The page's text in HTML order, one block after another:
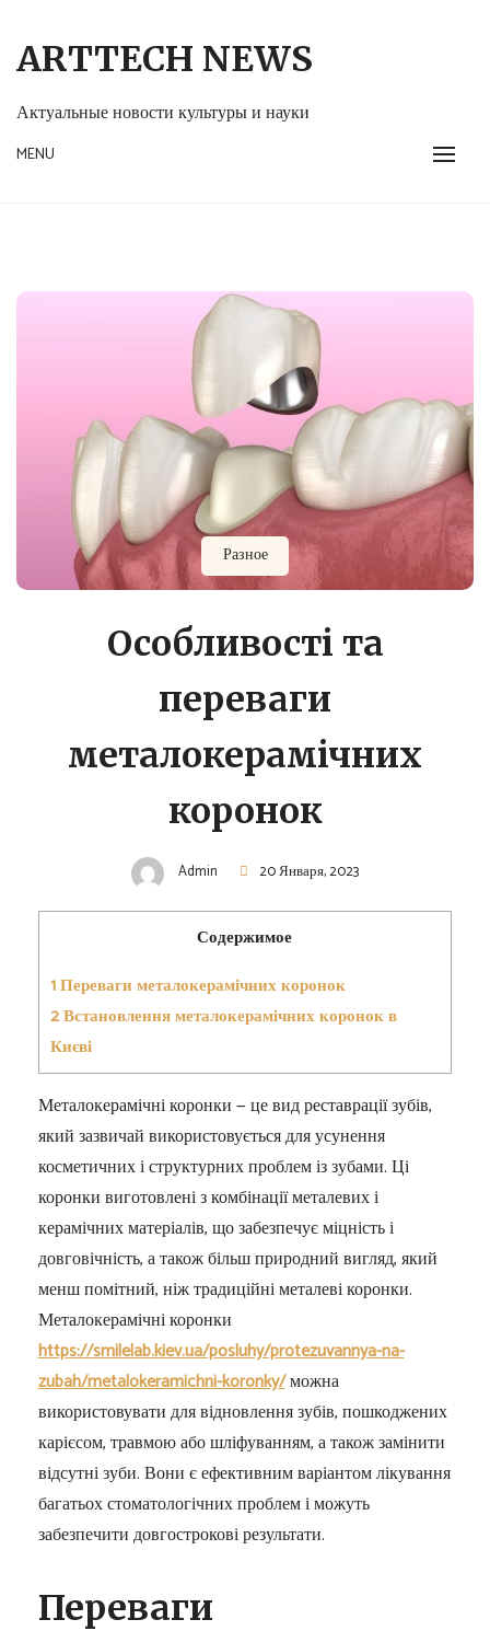
content
ARTTECH NEWS
Актуальные новости культуры и науки
MENU
Разное
Особливості та
переваги
металокерамічних
коронок
Admin 20 Января, 2023
Содержимое
1Переваги металокерамічних коронок
2Встановлення металокерамічних коронок в
Києві
Металокерамічні коронки — це вид реставрації зубів,
який зазвичай використовується для усунення
косметичних і структурних проблем із зубами. Ці
коронки виготовлені з комбінації металевих і
керамічних матеріалів, що забезпечує міцність і
довговічність, а також більш природний вигляд, який
менш помітний, ніж традиційні металеві коронки.
Металокерамічні коронки
https://smilelab.kiev.ua/posluhy/protezuvannya-na-
zubah/metalokeramichni-koronky/можна
використовувати для відновлення зубів, пошкоджених
карієсом, травмою або шліфуванням, а також замінити
відсутні зуби. Вони є ефективним варіантом лікування
багатьох стоматологічних проблем і можуть
забезпечити довгострокові результати.
Переваги